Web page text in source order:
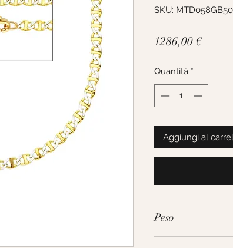
SKU: MTD058GB50
1286,00 €Prezzo
Quantità *
Aggiungi al
Peso